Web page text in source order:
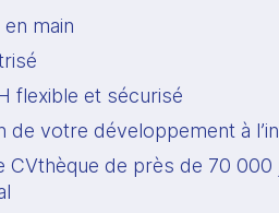
main
flexible et sécurisé
de votre développement à
CVthèque de près de 70